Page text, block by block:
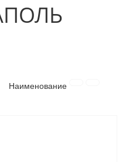
Наименование